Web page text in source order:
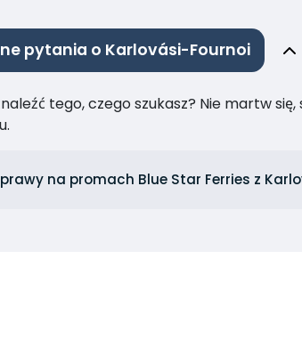
pytania o Karlovási-Fournoi
tego, czego szukasz? Nie martw się,
na promach Blue Star Ferries z